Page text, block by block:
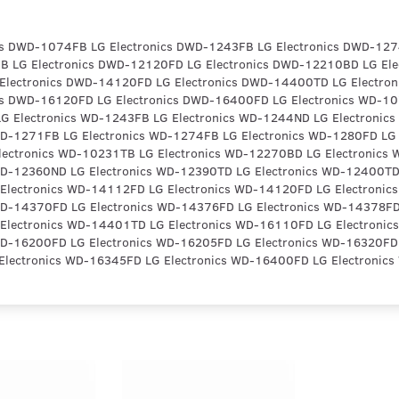
DWD-1074FB LG Electronics DWD-1243FB LG Electronics DWD-
LG Electronics DWD-12120FD LG Electronics DWD-12210BD LG
DWD-14120FD LG Electronics DWD-14400TD LG
DWD-16120FD LG Electronics DWD-16400FD LG Electronics WD-
Electronics WD-1243FB LG Electronics WD-1244ND LG
1271FB LG Electronics WD-1274FB LG Electronics WD-1280FD
WD-10231TB LG Electronics WD-12270BD LG Electronics
12360ND LG Electronics WD-12390TD LG Electronics WD-
WD-14112FD LG Electronics WD-14120FD LG
14370FD LG Electronics WD-14376FD LG Electronics WD-
WD-14401TD LG Electronics WD-16110FD LG
16200FD LG Electronics WD-16205FD LG Electronics WD-
WD-16345FD LG Electronics WD-16400FD LG